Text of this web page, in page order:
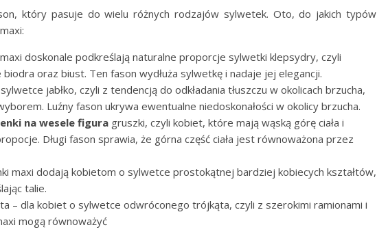
który pasuje do wielu różnych rodzajów sylwetek. Oto, do jakich typów
doskonale podkreślają naturalne proporcje sylwetki klepsydry, czyli
oraz biust. Ten fason wydłuża sylwetkę i nadaje jej elegancji.
jabłko, czyli z tendencją do odkładania tłuszczu w okolicach brzucha,
Luźny fason ukrywa ewentualne niedoskonałości w okolicy brzucha.
na wesele figura gruszki, czyli kobiet, które mają wąską górę ciała i
Długi fason sprawia, że górna część ciała jest równoważona przez
maxi dodają kobietom o sylwetce prostokątnej bardziej kobiecych kształtów,
talie.
– dla kobiet o sylwetce odwróconego trójkąta, czyli z szerokimi ramionami i
mogą równoważyć